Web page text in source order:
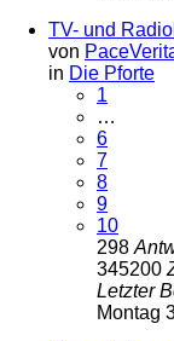
TV- und
von
in Die Pforte
1
…
6
7
8
9
10
298
345200
Letzter
Montag